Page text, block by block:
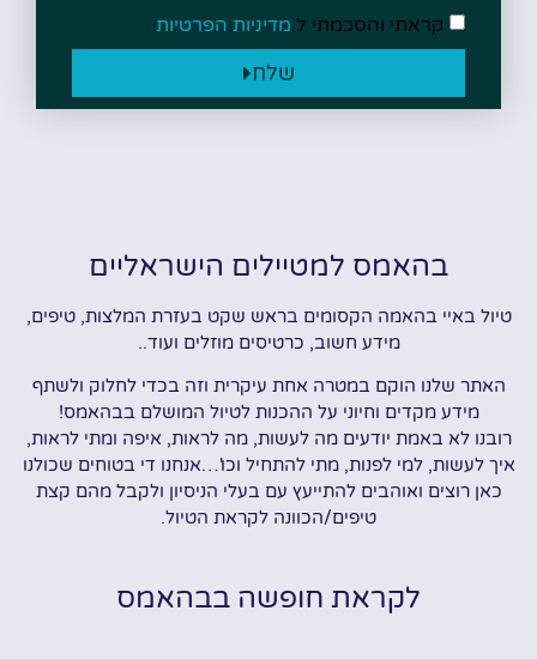
קראתי והסכמתי ל מדיניות הפרטיות
שלח
בהאמס למטיילים הישראליים
טיול באיי בהאמה הקסומים בראש שקט בעזרת המלצות, טיפים,
מידע חשוב, כרטיסים מוזלים ועוד..
האתר שלנו הוקם במטרה אחת עיקרית וזה בכדי לחלוק ולשתף
מידע מקדים וחיוני על ההכנות לטיול המושלם בבהאמס!
רובנו לא באמת יודעים מה לעשות, מה לראות, איפה ומתי לראות,
איך לעשות, למי לפנות, מתי להתחיל וכו'…אנחנו די בטוחים שכולנו
כאן רוצים ואוהבים להתייעץ עם בעלי הניסיון ולקבל מהם קצת
טיפים/הכוונה לקראת הטיול.
לקראת חופשה בבהאמס